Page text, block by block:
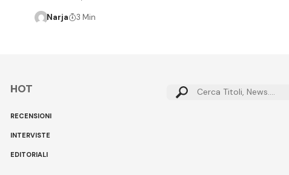
Narja 3 Min
HOT
RECENSIONI
INTERVISTE
EDITORIALI
Cerca: